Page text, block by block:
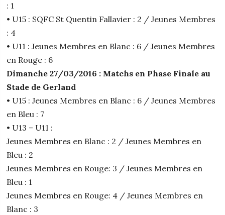
: 1
• U15 : SQFC St Quentin Fallavier : 2 / Jeunes Membres
: 4
• U11 : Jeunes Membres en Blanc : 6 / Jeunes Membres
en Rouge : 6
Dimanche 27/03/2016 : Matchs en Phase Finale au
Stade de Gerland
• U15 : Jeunes Membres en Blanc : 6 / Jeunes Membres
en Bleu : 7
• U13 – U11 :
Jeunes Membres en Blanc : 2 / Jeunes Membres en
Bleu : 2
Jeunes Membres en Rouge: 3 / Jeunes Membres en
Bleu : 1
Jeunes Membres en Rouge: 4 / Jeunes Membres en
Blanc : 3